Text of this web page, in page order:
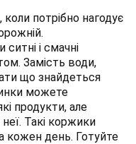
потрібно нагодує
і смачні
Замість води,
що знайдеться
можете
продукти, але
Такі коржики
кожен день. Готуйте